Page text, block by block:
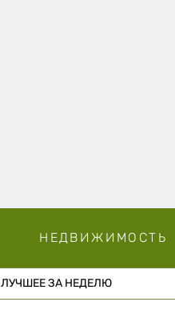
НЕДВИЖИМОСТЬ
ЛУЧШЕЕ ЗА НЕДЕЛЮ